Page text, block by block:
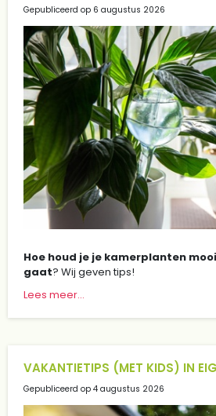
Gepubliceerd op 6 augustus 2026
Hoe houd je je kamerplanten
gaat? Wij geven tips!
Lees meer...
VAKANTIETIPS (MET KIDS) IN
Gepubliceerd op 4 augustus 2026